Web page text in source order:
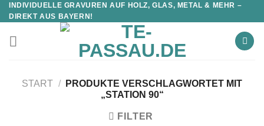
INDIVIDUELLE GRAVUREN AUF HOLZ, GLAS, METAL & MEHR –
DIREKT AUS BAYERN!
START /
PRODUKTE VERSCHLAGWORTET MIT
„STATION 90“
FILTER